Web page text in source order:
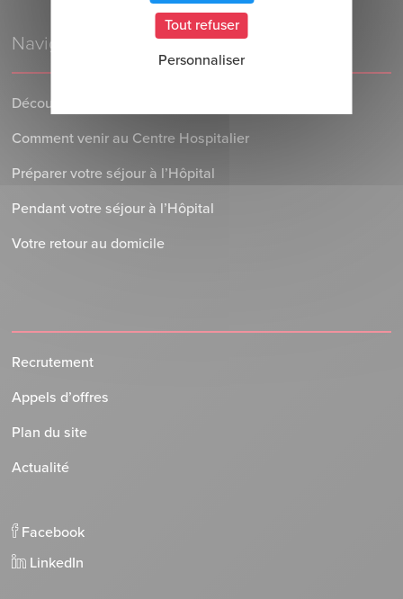
Navigation
Découvrez le Centre Hospitalier
Comment venir au Centre Hospitalier
Préparer votre séjour à l’Hôpital
Pendant votre séjour à l’Hôpital
Votre retour au domicile
Recrutement
Appels d’offres
Plan du site
Actualité
Facebook
LinkedIn
Tout refuser
Personnaliser